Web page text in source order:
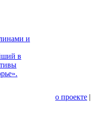
и
в
о проекте